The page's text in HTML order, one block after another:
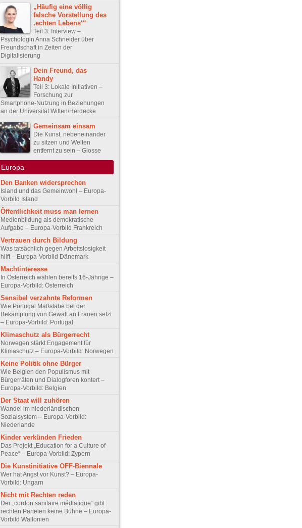
„Häufig eine völlig
falsche Vorstellung des
‚echten Lebens‘“
Teil 3: Interview –
Psychologin Anna Schneider über
Freundschaft in Zeiten der
Digitalisierung
Dein Freund, das
Handy
Teil 3: Lokale Initiativen –
Forschung zur
Smartphone-Nutzung in Beziehungen
an der Universität Witten/Herdecke
Gemeinsam einsam
Die Kunst, nebeneinander
zu sitzen und Welten
entfernt zu sein – Glosse
Europa
Den Banken widersprechen
Island und das Gemeinwohl – Europa-
Vorbild Island
Öffentlichkeit muss man lernen
Medienbildung als demokratische
Aufgabe – Europa-Vorbild Frankreich
Vertrauen durch Bildung
Was tatsächlich gegen Arbeitslosigkeit
hilft – Europa-Vorbild Dänemark
Machtinteresse
In Österreich wählen bereits 16-Jährige –
Europa-Vorbild: Österreich
Sensibel verzahnte Reformen
Wie Portugal Maßstäbe bei der
Bekämpfung von Gewalt an Frauen setzt
– Europa-Vorbild: Portugal
Klimaschutz als Bürgerrecht
Norwegen stärkt Engagement für
Klimaschutz – Europa-Vorbild: Norwegen
Keine Politik ohne Bürger
Wie Belgien den Populismus mit
Bürgerräten und Dialogforen kontert –
Europa-Vorbild: Belgien
Der Staat will zuhören
Wandel im niederländischen
Sozialsystem – Europa-Vorbild:
Niederlande
Kinder verkünden Frieden
Das Projekt „Education for a Culture of
Peace“ – Europa-Vorbild: Zypern
Die Kunstinitiative OFF-Biennale
Wer hat Angst vor Kunst? – Europa-
Vorbild: Ungarn
Nicht mit Rechten reden
Der „cordon sanitaire médiatique“ gibt
rechten Parteien keine Bühne – Europa-
Vorbild Wallonien